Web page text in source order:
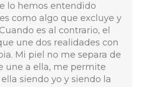
lo hemos entendido
como algo que excluye y
es al contrario, el
une dos realidades con
Mi piel no me separa de
une a ella, me permite
siendo yo y siendo la